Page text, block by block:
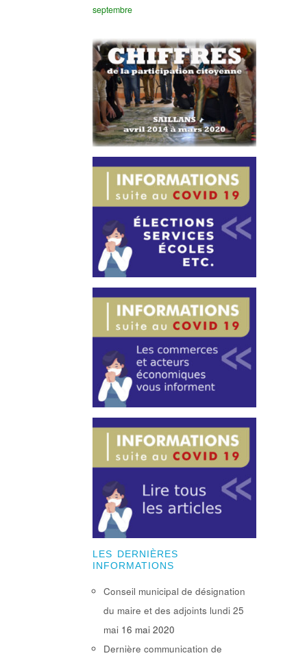
septembre
LES DERNIÈRES
INFORMATIONS
Conseil municipal de désignation
du maire et des adjoints lundi 25
mai 16 mai 2020
Dernière communication de